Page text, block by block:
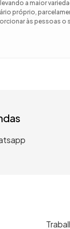
levando a maior
próprio,
às pessoas o